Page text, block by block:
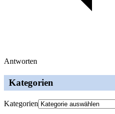
Antworten
Kategorien
Kategorien